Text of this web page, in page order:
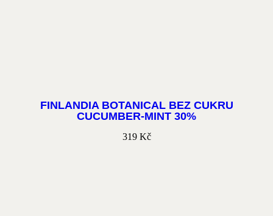
FINLANDIA BOTANICAL BEZ CUKRU
CUCUMBER-MINT 30%
319 Kč